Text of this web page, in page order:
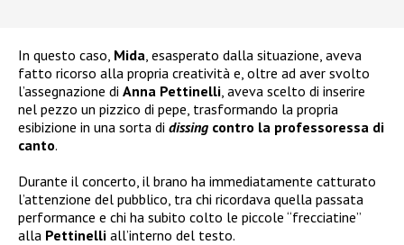
In questo caso, Mida , esasperato dalla situazione, aveva
fatto ricorso alla propria creatività e, oltre ad aver svolto
l’assegnazione di Anna Pettinelli , aveva scelto di inserire
nel pezzo un pizzico di pepe, trasformando la propria
esibizione in una sorta di dissing contro la professoressa di
canto.
Durante il concerto, il brano ha immediatamente catturato
l’attenzione del pubblico, tra chi ricordava quella passata
performance e chi ha subito colto le piccole “frecciatine”
alla Pettinelli all’interno del testo.